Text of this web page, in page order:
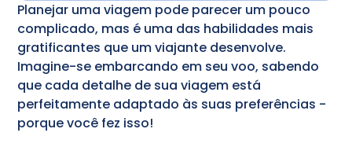
Planejar uma viagem pode parecer um pouco
complicado, mas é uma das habilidades mais
gratificantes que um viajante desenvolve.
Imagine-se embarcando em seu voo, sabendo
que cada detalhe de sua viagem está
perfeitamente adaptado às suas preferências -
porque você fez isso!